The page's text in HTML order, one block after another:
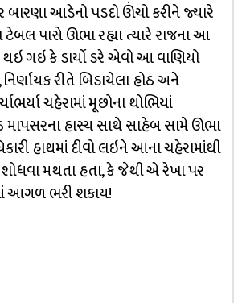
બારણા આડેનો પડદો ઊંચો કરીને જ્યારે
પાસે ઊભા રહ્યા ત્યારે રાજના આ
થઇ ગઇ કે ડાર્યો ડરે એવો આ વાણિયો
રીતે બિડાયેલા હોઠ અને
ચહેરામાં મૂછોના થોભિયાં
માપસરના હાસ્ય સાથે સાહેબ સામે ઊભા
હાથમાં દીવો લઇને આના ચહેરામાંથી
મથતા હતા, કે જેથી એ રેખા પર
આગળ ભરી શકાય!